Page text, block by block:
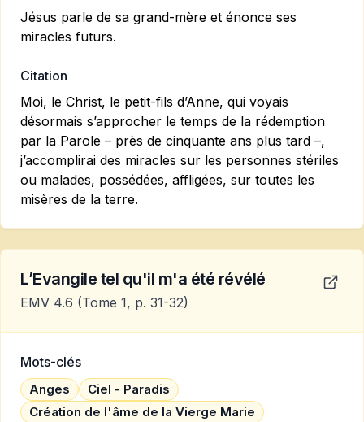
Jésus parle de sa grand-mère et énonce ses
miracles futurs.
Citation
Moi, le Christ, le petit-fils d’Anne, qui voyais
désormais s’approcher le temps de la rédemption
par la Parole – près de cinquante ans plus tard –,
j’accomplirai des miracles sur les personnes stériles
ou malades, possédées, affligées, sur toutes les
misères de la terre.
L’Evangile tel qu'il m'a été révélé
EMV 4.6 (Tome 1, p. 31-32)
Mots-clés
Anges
Ciel - Paradis
Création de l'âme de la Vierge Marie